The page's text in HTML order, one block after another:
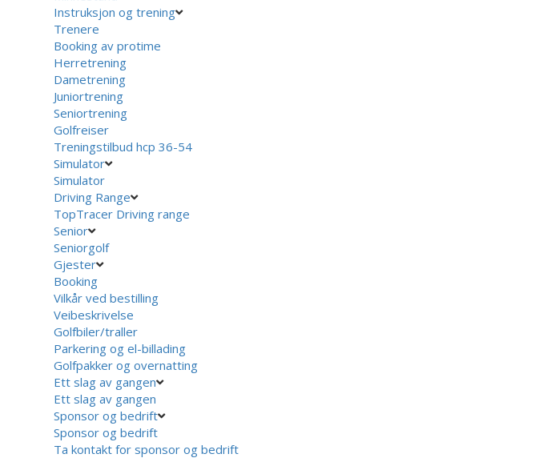
Instruksjon og trening
Trenere
Booking av protime
Herretrening
Dametrening
Juniortrening
Seniortrening
Golfreiser
Treningstilbud hcp 36-54
Simulator
Simulator
Driving Range
TopTracer Driving range
Senior
Seniorgolf
Gjester
Booking
Vilkår ved bestilling
Veibeskrivelse
Golfbiler/traller
Parkering og el-billading
Golfpakker og overnatting
Ett slag av gangen
Ett slag av gangen
Sponsor og bedrift
Sponsor og bedrift
Ta kontakt for sponsor og bedrift